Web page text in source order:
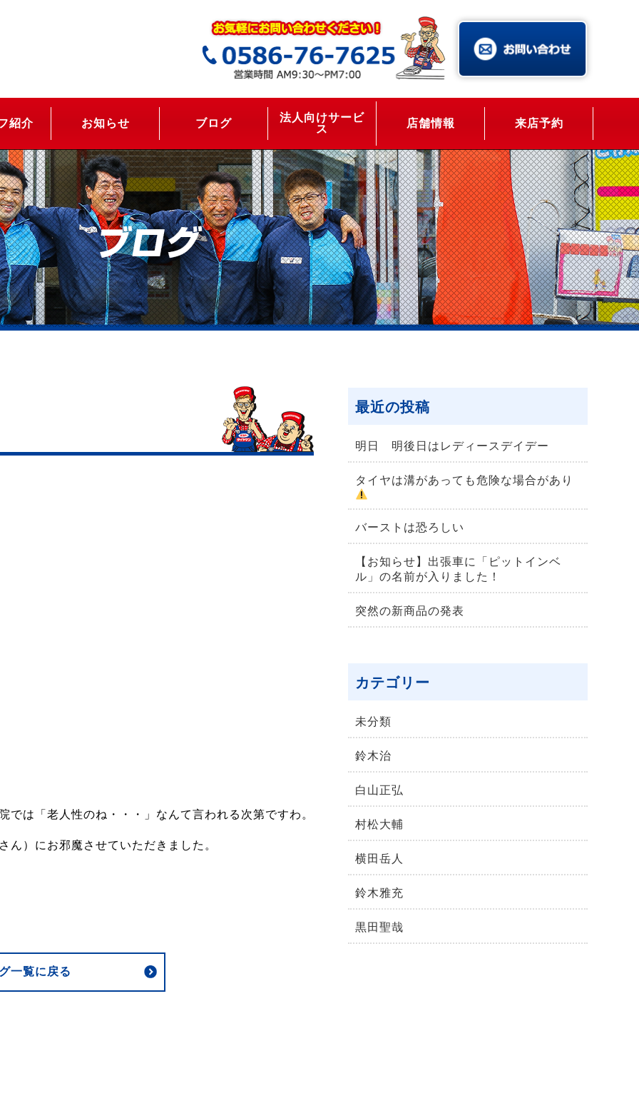
紹介 お知らせ ブログ
法人向けサービ
ス
店舗情報 来店予約
は「老人性のね・・・」なんて言われる次第ですわ。
ん）にお邪魔させていただきました。
一覧に戻る
最近の投稿
明日 明後日はレディースデイデー
タイヤは溝があっても危険な場合があり
バーストは恐ろしい
【お知らせ】出張車に「ピットインベ
ル」の名前が入りました！
突然の新商品の発表
カテゴリー
未分類
鈴⽊治
⽩⼭正弘
村松⼤輔
横⽥岳⼈
鈴木雅充
黒田聖哉